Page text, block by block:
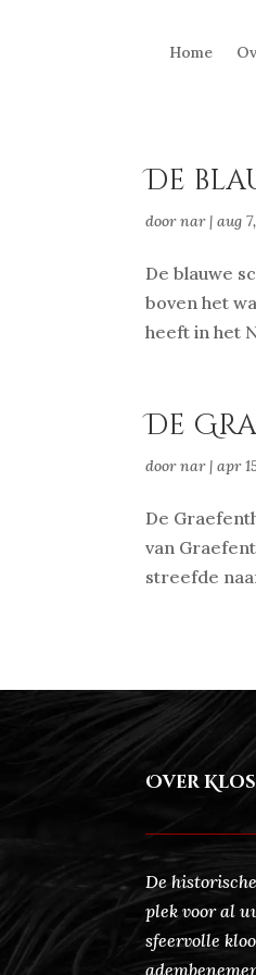
Home
De
doornar|aug
De blauwe
boven het
heeft in het
De
doornar|apr
De
van
streefde
Over
De
plek voor al
sfeervolle